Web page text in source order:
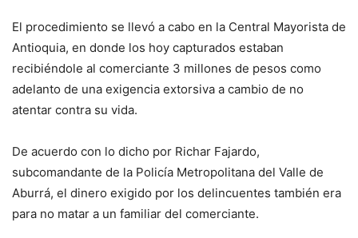
El procedimiento se llevó a cabo en la Central Mayorista de
Antioquia, en donde los hoy capturados estaban
recibiéndole al comerciante 3 millones de pesos como
adelanto de una exigencia extorsiva a cambio de no
atentar contra su vida.
De acuerdo con lo dicho por Richar Fajardo,
subcomandante de la Policía Metropolitana del Valle de
Aburrá, el dinero exigido por los delincuentes también era
para no matar a un familiar del comerciante.